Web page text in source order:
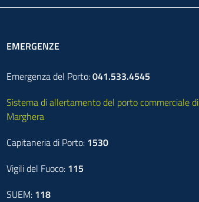
EMERGENZE
Emergenza del Porto:041.533.4545
Sistema di allertamento del porto commerciale di
Marghera
Capitaneria di Porto: 1530
Vigili del Fuoco: 115
SUEM: 118